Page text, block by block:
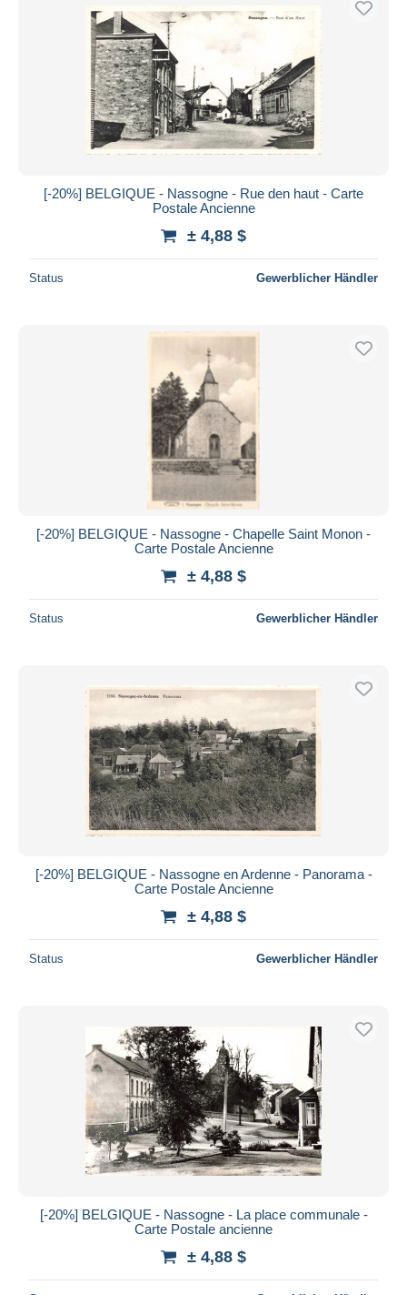
[-20%] BELGIQUE - Nassogne - Rue den haut - Carte
Postale Ancienne
± 4,88 $
Status Gewerblicher Händler
[-20%] BELGIQUE - Nassogne - Chapelle Saint Monon -
Carte Postale Ancienne
± 4,88 $
Status Gewerblicher Händler
[-20%] BELGIQUE - Nassogne en Ardenne - Panorama -
Carte Postale Ancienne
± 4,88 $
Status Gewerblicher Händler
[-20%] BELGIQUE - Nassogne - La place communale -
Carte Postale ancienne
± 4,88 $